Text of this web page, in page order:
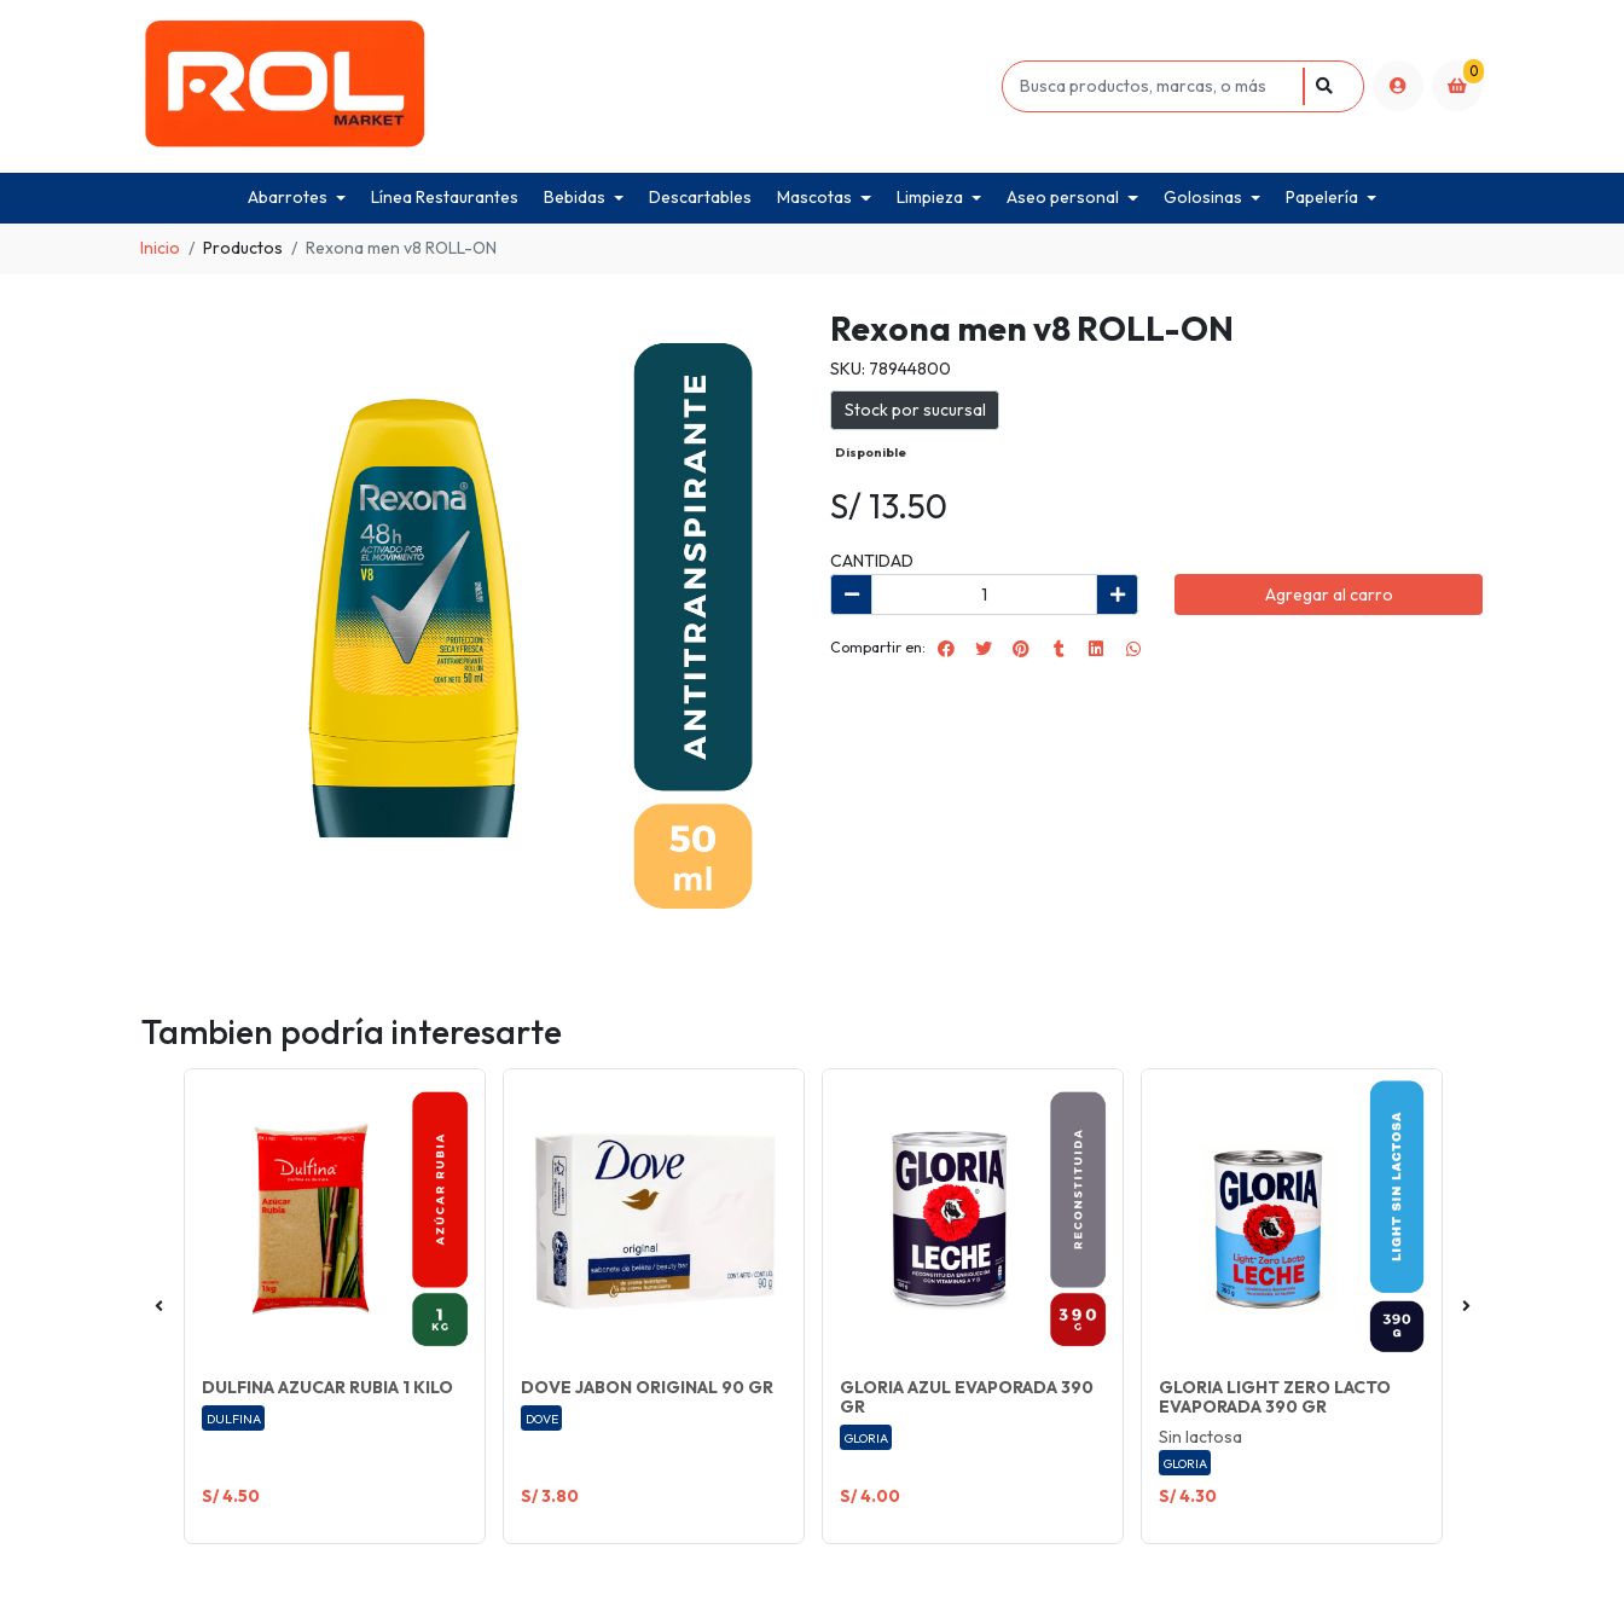
0
Abarrotes Línea Restaurantes Bebidas Descartables Mascotas Limpieza Aseo personal Golosinas Papelería
Inicio Productos Rexona men v8 ROLL-ON
Rexona men v8 ROLL-ON
SKU: 78944800
Stock por sucursal
Disponible
S/ 13.50
CANTIDAD
Agregar al carro
Compartir en:
Tambien podría interesarte
DULFINA AZUCAR RUBIA 1 KILO
DULFINA
S/ 4.50
DOVE JABON ORIGINAL 90 GR
DOVE
S/ 3.80
GLORIA AZUL EVAPORADA 390
GR
GLORIA
S/ 4.00
GLORIA LIGHT ZERO LACTO
EVAPORADA 390 GR
Sin lactosa
GLORIA
S/ 4.30